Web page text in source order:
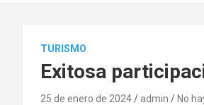
TURISMO
Exitosa
25 de enero de 2024 admin No